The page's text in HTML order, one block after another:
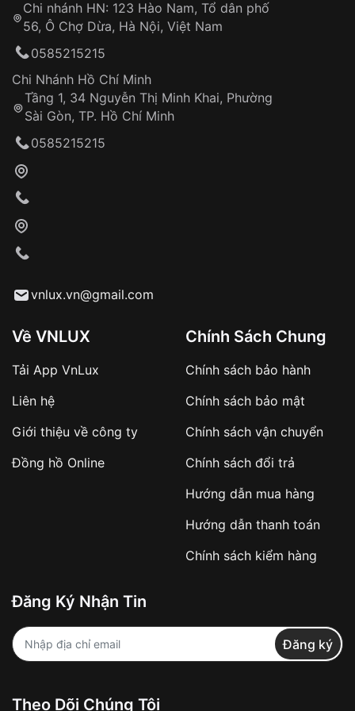
Từ khóa SEO:
Khách hàng kiểm tra và thanh toán trực tiếp
Từ khóa SEO:
sản phẩm đặc biệt
Khách hàng cần
đặt cọc trước 10% giá trị đơn
hàng
Số tiền còn lại thanh toán khi nhận hàng hoặc
✔️ Hạn chế tình trạng hủy đơn không mong
Từ khóa SEO:
Khách hàng được
Đảm bảo quyền lợi khách hàng
Đồng hành cùng khách hàng trong suốt quá
trình sử dụng
Chi nhánh HN: 123 Hào Nam, Tổ dân phố
56, Ô Chợ Dừa, Hà Nội, Việt Nam
0585215215
Chi Nhánh Hồ Chí Minh
Tầng 1, 34 Nguyễn Thị Minh Khai, Phường
Sài Gòn, TP. Hồ Chí Minh
0585215215
vnlux.vn@gmail.com
Về VNLUX
Tải App VnLux
Liên hệ
Giới thiệu về công ty
Đồng hồ Online
Chính Sách Chung
Chính sách bảo hành
Chính sách bảo mật
Chính sách vận chuyển
Chính sách đổi trả
Hướng dẫn mua hàng
Hướng dẫn thanh toán
Chính sách kiểm hàng
Đăng Ký Nhận Tin
Đăng ký
Theo Dõi Chúng Tôi